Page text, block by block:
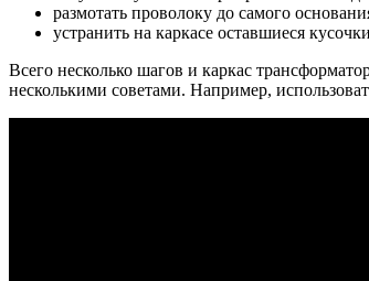
размотать проволоку до самого
устранить на каркасе оставшиеся
Всего несколько шагов и каркас
несколькими советами. Например,